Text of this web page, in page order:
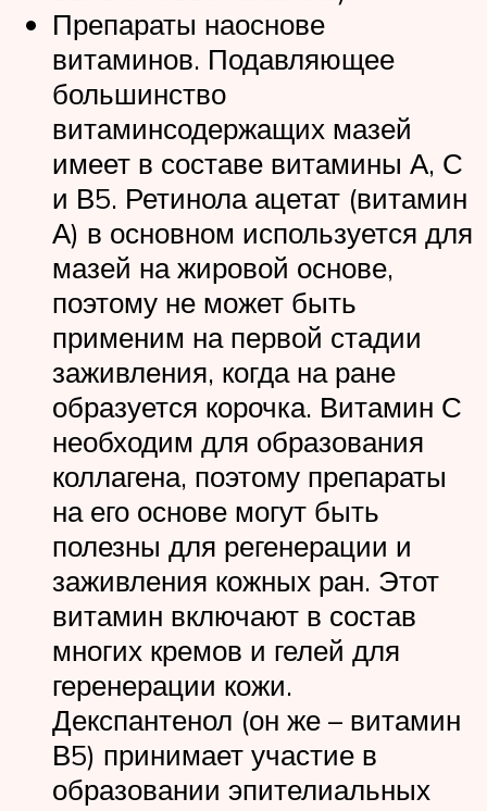
Препараты наоснове
витаминов. Подавляющее
большинство
витаминсодержащих мазей
имеет в составе витамины А, С
и В5. Ретинола ацетат (витамин
А) в основном используется для
мазей на жировой основе,
поэтому не может быть
применим на первой стадии
заживления, когда на ране
образуется корочка. Витамин С
необходим для образования
коллагена, поэтому препараты
на его основе могут быть
полезны для регенерации и
заживления кожных ран. Этот
витамин включают в состав
многих кремов и гелей для
геренерации кожи.
Декспантенол (он же – витамин
В5) принимает участие в
образовании эпителиальных